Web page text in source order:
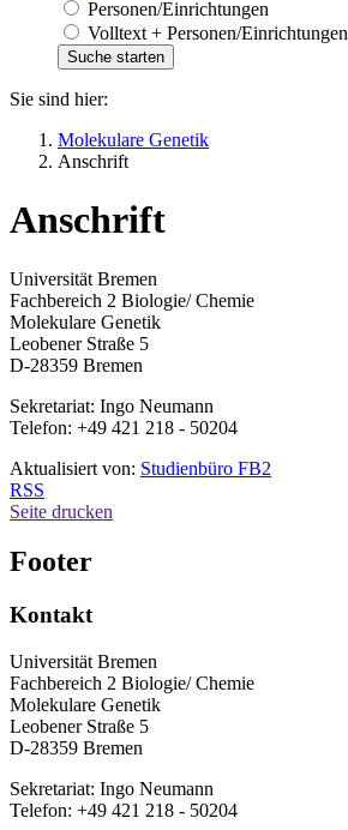
Personen/Einrichtungen
Volltext + Personen/Einrichtungen
Sie sind hier:
Molekulare Genetik
Anschrift
Anschrift
Universität Bremen
Fachbereich 2 Biologie/ Chemie
Molekulare Genetik
Leobener Straße 5
D-28359 Bremen
Sekretariat: Ingo Neumann
Telefon: +49 421 218 - 50204
Aktualisiert von: Studienbüro FB2
RSS
Seite drucken
Footer
Kontakt
Universität Bremen
Fachbereich 2 Biologie/ Chemie
Molekulare Genetik
Leobener Straße 5
D-28359 Bremen
Sekretariat: Ingo Neumann
Telefon: +49 421 218 - 50204